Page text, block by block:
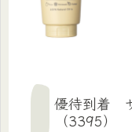
優待到着
（3395）